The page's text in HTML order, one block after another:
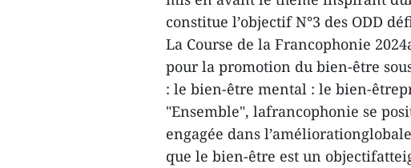
constitue l’objectif N°3 des ODD
La Course de la Francophonie
pour la promotion du bien-être
: le bien-être mental : le bien-
"Ensemble", lafrancophonie se
engagée dans
que le bien-être est un